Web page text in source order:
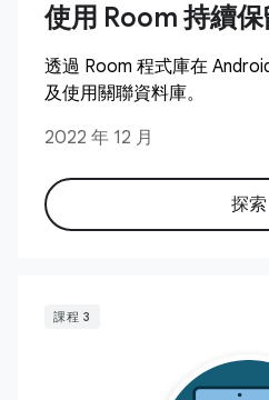
使用 Room 持續
透過 Room 程式庫在
及使用關聯資料庫。
2022 年 12 月
探索
課程 3